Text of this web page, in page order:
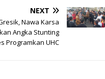
NEXT
Nawa Karsa
Angka Stunting
Programkan UHC